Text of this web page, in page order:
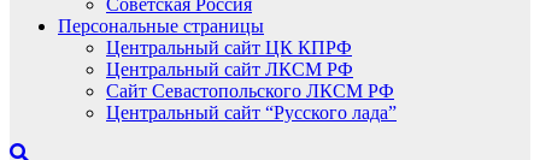
Советская Россия
Персональные страницы
Центральный сайт ЦК КПРФ
Центральный сайт ЛКСМ РФ
Сайт Севастопольского ЛКСМ РФ
Центральный сайт “Русского лада”